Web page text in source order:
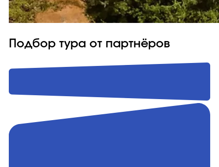
Подбор тура от партнёров